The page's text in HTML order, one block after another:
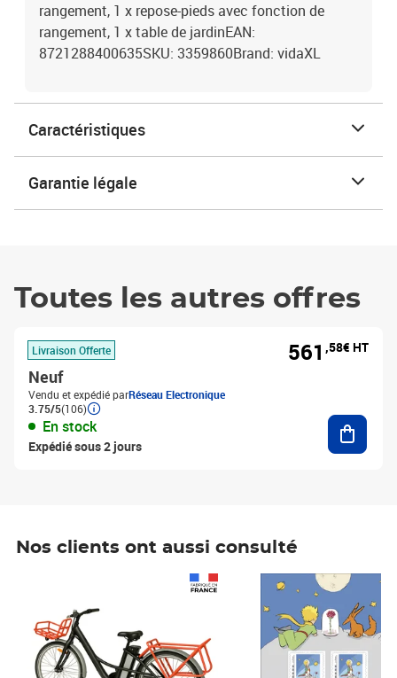
rangement, 1 x repose-pieds avec fonction de
rangement, 1 x table de jardinEAN:
8721288400635SKU: 3359860Brand: vidaXL
Caractéristiques
Garantie légale
Toutes les autres offres
Livraison Offerte
Neuf
Vendu et expédié parRéseau Electronique
3.75/5(106)
En stock
Expédié sous 2 jours
561 ,58€ HT
Nos clients ont aussi consulté
Prix 6,25€ HT